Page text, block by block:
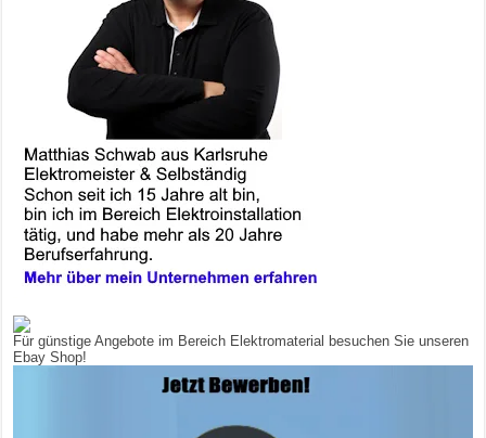
Für günstige Angebote im Bereich Elektromaterial besuchen Sie unseren
Ebay Shop!